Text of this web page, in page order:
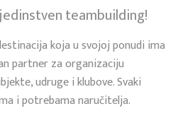
teambuilding!
koja u svojoj ponudi ima
partner za organizaciju
udruge i klubove. Svaki
i potrebama naručitelja.